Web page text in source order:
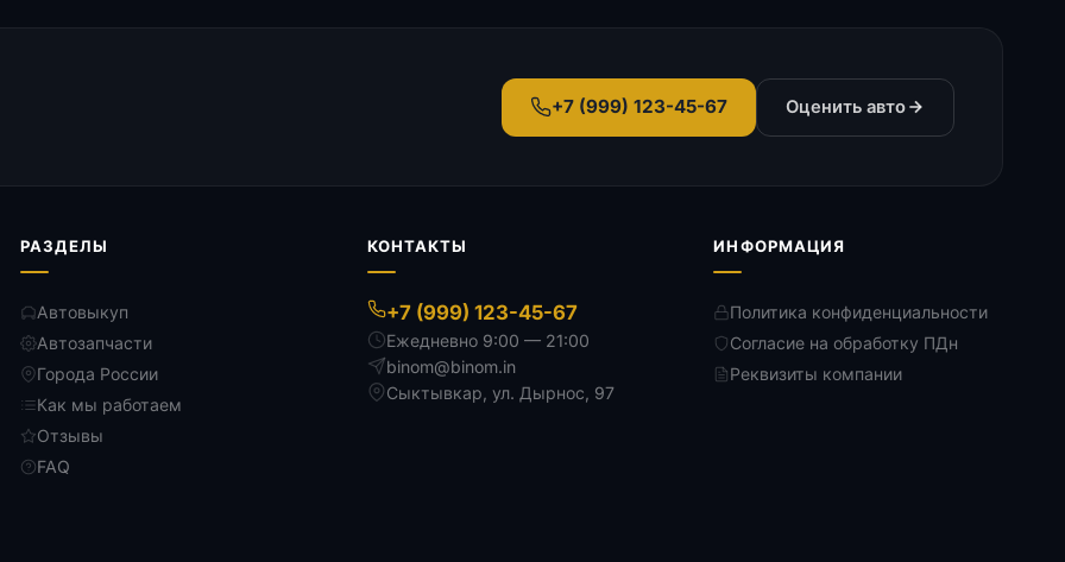
+7 (999) 123-45-67 Оценить авто
РАЗДЕЛЫ
Автовыкуп
Автозапчасти
Города России
Как мы работаем
Отзывы
FAQ
КОНТАКТЫ
+7 (999) 123-45-67
Ежедневно 9:00 — 21:00
binom@binom.in
Сыктывкар, ул. Дырнос, 97
ИНФОРМАЦИЯ
Политика конфиденциальности
Согласие на обработку ПДн
Реквизиты компании